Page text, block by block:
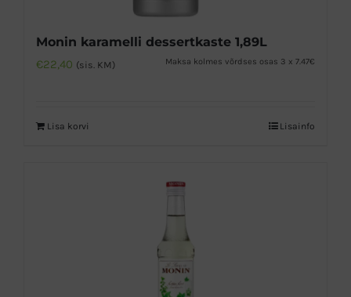
Monin karamelli dessertkaste 1,89L
€22,40 (sis. KM) Maksa kolmes võrdses osas 3 x 7.47€
Lisa korvi Lisainfo